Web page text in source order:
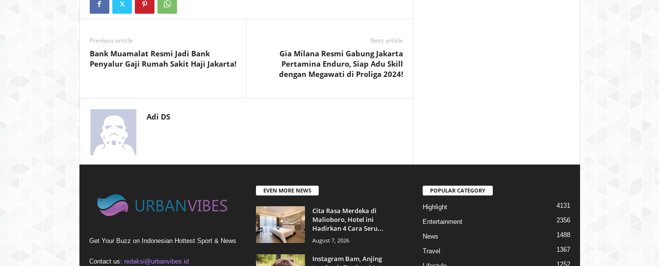
Previous article
Bank Muamalat Resmi Jadi Bank
Penyalur Gaji Rumah Sakit Haji Jakarta!
Next article
Gia Milana Resmi Gabung Jakarta
Pertamina Enduro, Siap Adu Skill
dengan Megawati di Proliga 2024!
Adi DS
Get Your Buzz on Indonesian Hottest Sport & News
Contact us: redaksi@urbanvibes.id
EVEN MORE NEWS
Cita Rasa Merdeka di
Malioboro, Hotel ini
Hadirkan 4 Cara Seru...
August 7, 2026
Instagram Bam, Anjing
POPULAR CATEGORY
Highlight 4131
Entertainment 2356
News 1488
Travel 1367
1252